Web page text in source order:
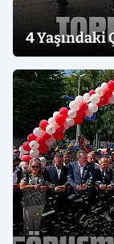
4 Yaşındaki